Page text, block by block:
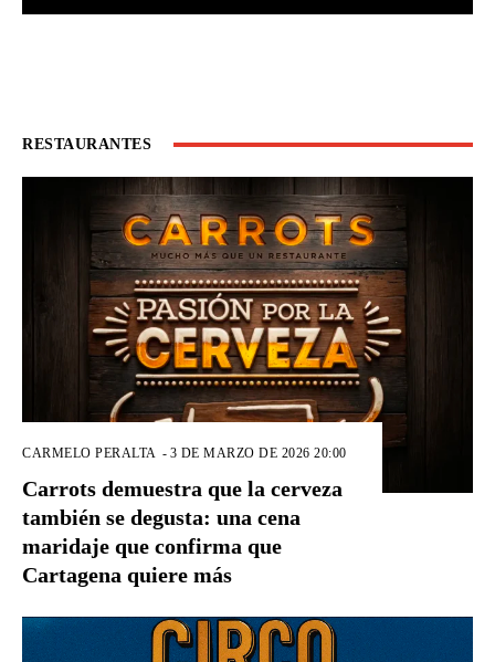
RESTAURANTES
CARMELO PERALTA - 3 DE MARZO DE 2026 20:00
Carrots demuestra que la cerveza
también se degusta: una cena
maridaje que confirma que
Cartagena quiere más